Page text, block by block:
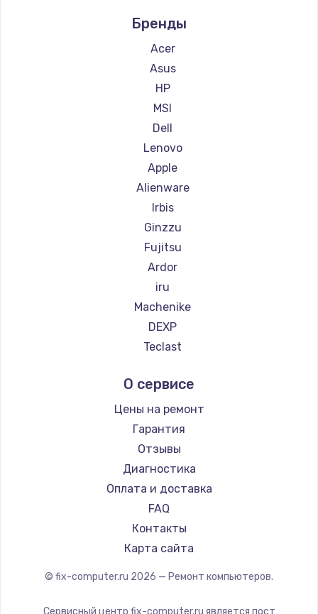
Заказать
Замена HDMI
1800 руб.
Заказать
Ремонт компьютеров Beelink
Ремонт компьютеров CHUWI
Бренды
Acer
Asus
HP
MSI
Dell
Lenovo
Apple
Alienware
Irbis
Ginzzu
Fujitsu
Ardor
iru
Machenike
DEXP
Teclast
Beelink
CHUWI
О сервисе
Цены на ремонт
Гарантия
Отзывы
Диагностика
Оплата и доставка
FAQ
Контакты
Карта сайта
© fix-computer.ru 2026 — Ремонт компьютеров.
Сервисный центр fix-computer.ru является пост